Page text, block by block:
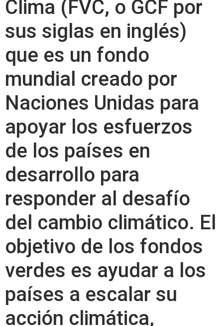
Clima (FVC, o GCF por
sus siglas en inglés)
que es un fondo
mundial creado por
Naciones Unidas para
apoyar los esfuerzos
de los países en
desarrollo para
responder al desafío
del cambio climático. El
objetivo de los fondos
verdes es ayudar a los
países a escalar su
acción climática,